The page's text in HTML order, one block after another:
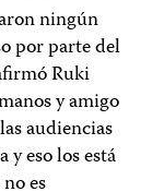
ningún
por parte del
Ruki
y amigo
audiencias
eso los está
es